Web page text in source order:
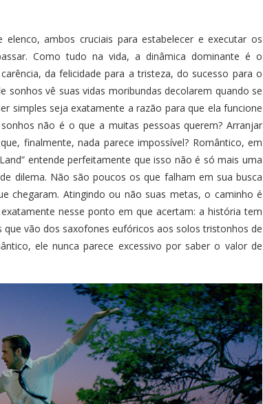
ambos cruciais para estabelecer e executar os
Como tudo na vida, a dinâmica dominante é o
da felicidade para a tristeza, do sucesso para o
vê suas vidas moribundas decolarem quando se
simples seja exatamente a razão para que ela funcione
não é o que a muitas pessoas querem? Arranjar
finalmente, nada parece impossível? Romântico, em
entende perfeitamente que isso não é só mais uma
dilema. Não são poucos os que falham em sua busca
chegaram. Atingindo ou não suas metas, o caminho é
nesse ponto em que acertam: a história tem
vão dos saxofones eufóricos aos solos tristonhos de
ele nunca parece excessivo por saber o valor de